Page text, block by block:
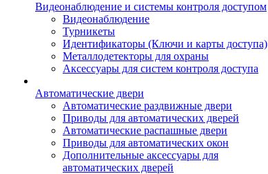
Видеонаблюдение и системы контроля доступом
Видеонаблюдение
Турникеты
Идентификаторы (Ключи и карты доступа)
Металлодетекторы для охраны
Аксессуары для систем контроля доступа
Автоматические двери
Автоматические раздвижные двери
Приводы для автоматических дверей
Автоматические распашные двери
Приводы для автоматических окон
Дополнительные аксессуары для
автоматических дверей